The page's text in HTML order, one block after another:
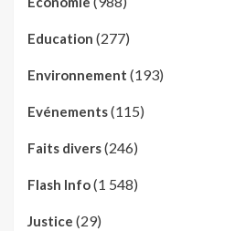
Education (277)
Environnement (193)
Evénements(115)
Faits divers(246)
Flash Info(1 548)
Justice (29)